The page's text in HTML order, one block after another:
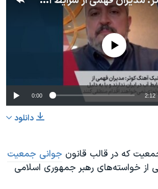
No media source currently
0:00 2:12
دانلود
که در قالب قانون جوانی جمعیت
از خواسته‌های رهبر جمهوری اسلامی